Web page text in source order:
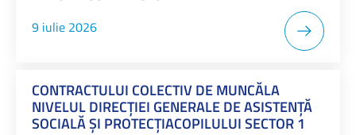
9 iulie 2026
CONTRACTULUI COLECTIV DE MUNCĂLA
NIVELUL DIRECŢIEI GENERALE DE ASISTENŢĂ
SOCIALĂ ŞI PROTECŢIACOPILULUI SECTOR 1